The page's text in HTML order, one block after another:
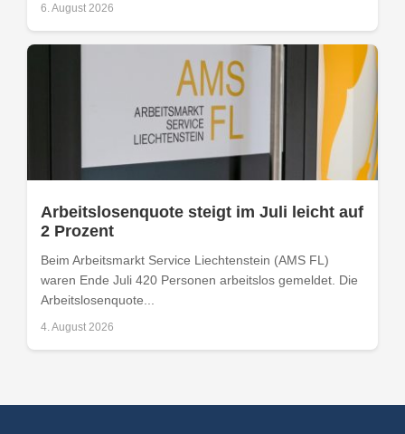
6. August 2026
Arbeitslosenquote steigt im Juli leicht auf
2 Prozent
Beim Arbeitsmarkt Service Liechtenstein (AMS FL)
waren Ende Juli 420 Personen arbeitslos gemeldet. Die
Arbeitslosenquote...
4. August 2026